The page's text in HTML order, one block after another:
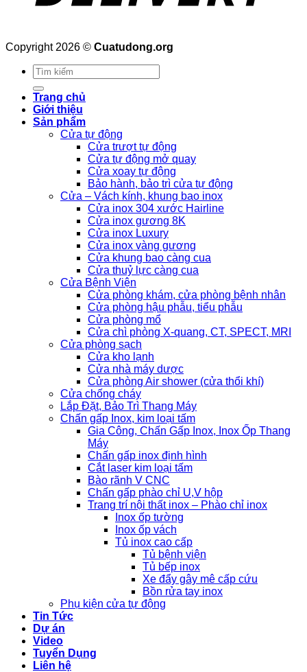
Copyright 2026 © Cuatudong.org
Tìm
kiếm:
Trang chủ
Giới thiệu
Sản phẩm
Cửa tự động
Cửa trượt tự động
Cửa tự động mở quay
Cửa xoay tự động
Bảo hành, bảo trì cửa tự động
Cửa – Vách kính, khung bao inox
Cửa inox 304 xước Hairline
Cửa inox gương 8K
Cửa inox Luxury
Cửa inox vàng gương
Cửa khung bao càng cua
Cửa thuỷ lực càng cua
Cửa Bệnh Viện
Cửa phòng khám, cửa phòng bệnh nhân
Cửa phòng hậu phẫu, tiểu phẫu
Cửa phòng mổ
Cửa chì phòng X-quang, CT, SPECT, MRI
Cửa phòng sạch
Cửa kho lạnh
Cửa nhà máy dược
Cửa phòng Air shower (cửa thổi khí)
Cửa chống cháy
Lắp Đặt, Bảo Trì Thang Máy
Chấn gấp Inox, kim loại tấm
Gia Công, Chấn Gấp Inox, Inox Ốp Thang
Máy
Chấn gấp inox định hình
Cắt laser kim loại tấm
Bào rãnh V CNC
Chấn gấp phào chỉ U,V hộp
Trang trí nội thất inox – Phào chỉ inox
Inox ốp tường
Inox ốp vách
Tủ inox cao cấp
Tủ bệnh viện
Tủ bếp inox
Xe đẩy gây mê cấp cứu
Bồn rửa tay inox
Phụ kiện cửa tự động
Tin Tức
Dự án
Video
Tuyển Dụng
Liên hệ